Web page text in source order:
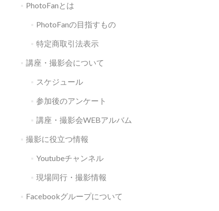
PhotoFanとは
PhotoFanの目指すもの
特定商取引法表示
講座・撮影会について
スケジュール
参加後のアンケート
講座・撮影会WEBアルバム
撮影に役立つ情報
Youtubeチャンネル
現場同行・撮影情報
Facebookグループについて